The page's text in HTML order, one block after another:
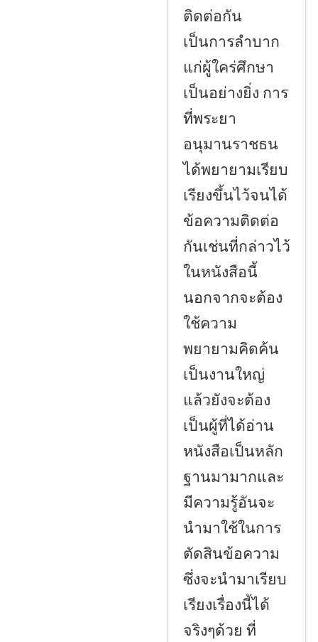
ติดต่อกัน
เป็นการลำบาก
แก่ผู้ใคร่ศึกษา
เป็นอย่างยิ่ง การ
ที่พระยา
อนุมานราชธน
ได้พยายามเรียบ
เรียงขึ้นไว้จนได้
ข้อความติดต่อ
กันเช่นที่กล่าวไว้
ในหนังสือนี้
นอกจากจะต้อง
ใช้ความ
พยายามคิดค้น
เป็นงานใหญ่
แล้วยังจะต้อง
เป็นผู้ที่ได้อ่าน
หนังสือเป็นหลัก
ฐานมามากและ
มีความรู้อันจะ
นำมาใช้ในการ
ตัดสินข้อความ
ซึ่งจะนำมาเรียบ
เรียงเรื่องนี้ได้
จริงๆด้วย ที่